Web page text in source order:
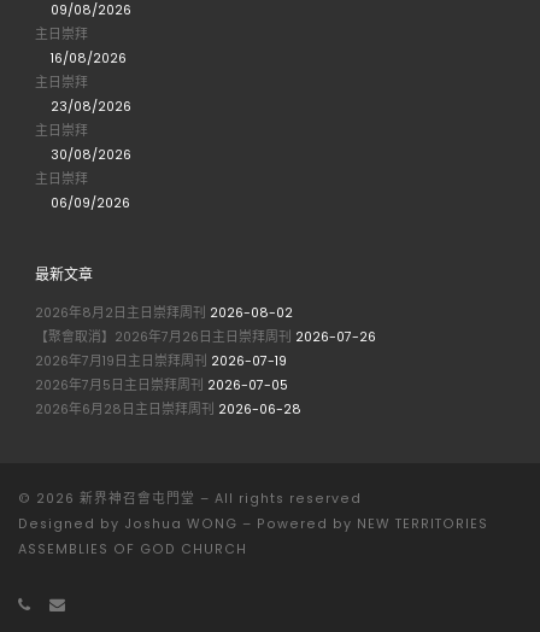
09/08/2026
主日崇拜
16/08/2026
主日崇拜
23/08/2026
主日崇拜
30/08/2026
主日崇拜
06/09/2026
最新文章
2026年8月2日主日崇拜周刊 2026-08-02
【聚會取消】2026年7月26日主日崇拜周刊 2026-07-26
2026年7月19日主日崇拜周刊 2026-07-19
2026年7月5日主日崇拜周刊 2026-07-05
2026年6月28日主日崇拜周刊 2026-06-28
© 2026 新界神召會屯門堂 – All rights reserved
Designed by Joshua WONG – Powered by NEW TERRITORIES
ASSEMBLIES OF GOD CHURCH